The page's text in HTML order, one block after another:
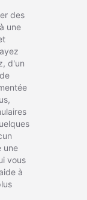
des
une
d'un
une
vous
à